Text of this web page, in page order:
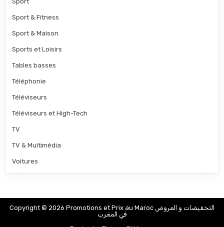
Sport & Fitness
Sport & Maison
Sports et Loisirs
Tables basses
Téléphonie
Téléviseurs
Téléviseurs et High-Tech
TV
TV & Multimédia
Voitures
Copyright © 2026 Promotions et Prix au Maroc التخفيضات و العروض
في المغرب